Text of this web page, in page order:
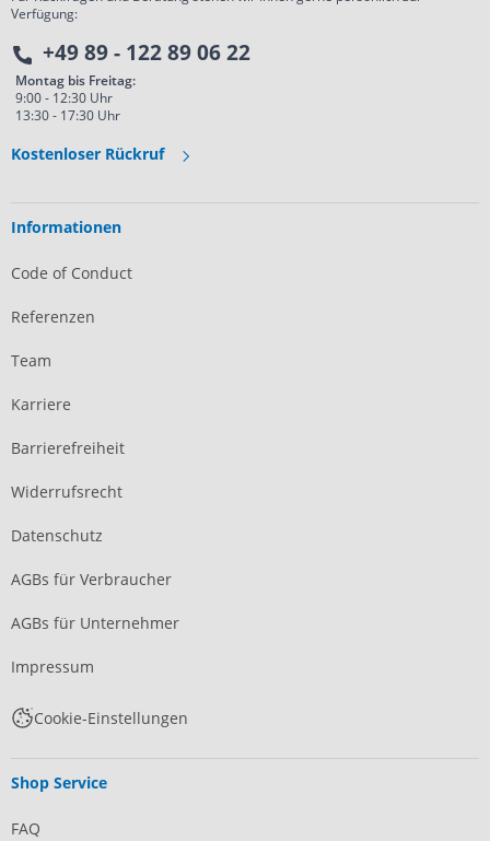
Verfügung:
+49 89 - 122 89 06 22
Montag bis Freitag:
9:00 - 12:30 Uhr
13:30 - 17:30 Uhr
Kostenloser Rückruf
Informationen
Code of Conduct
Referenzen
Team
Karriere
Barrierefreiheit
Widerrufsrecht
Datenschutz
AGBs für Verbraucher
AGBs für Unternehmer
Impressum
Cookie-Einstellungen
Shop Service
FAQ